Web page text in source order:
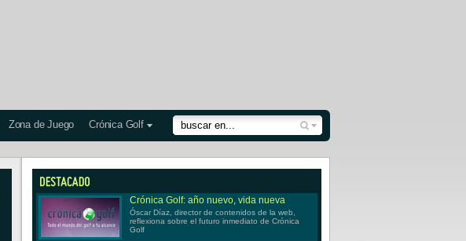
Zona de Juego Crónica Golf
Crónica Golf: año nuevo, vida nueva
Óscar Díaz, director de contenidos de la web,
reflexiona sobre el futuro inmediato de Crónica
Golf